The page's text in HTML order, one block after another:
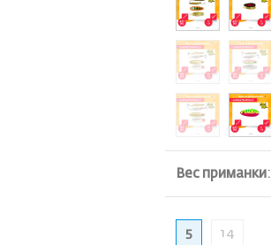
Вес приманки:
5 14